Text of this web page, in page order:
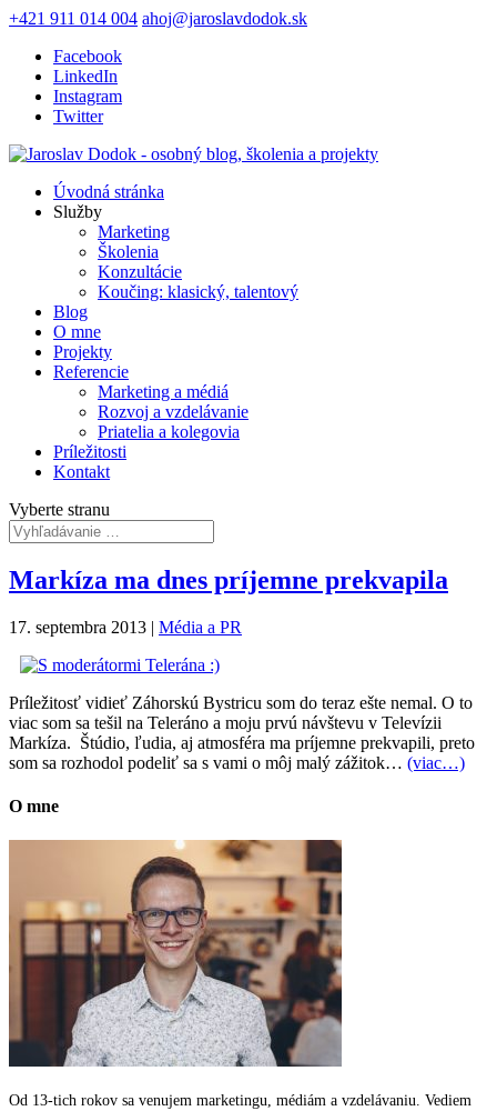
+421 911 014 004 ahoj@jaroslavdodok.sk
Facebook
LinkedIn
Instagram
Twitter
Úvodná stránka
Služby
Marketing
Školenia
Konzultácie
Koučing: klasický, talentový
Blog
O mne
Projekty
Referencie
Marketing a médiá
Rozvoj a vzdelávanie
Priatelia a kolegovia
Príležitosti
Kontakt
Vyberte stranu
Markíza ma dnes príjemne prekvapila
17. septembra 2013 | Média a PR
Príležitosť vidieť Záhorskú Bystricu som do teraz ešte nemal. O to
viac som sa tešil na Teleráno a moju prvú návštevu v Televízii
Markíza. Štúdio, ľudia, aj atmosféra ma príjemne prekvapili, preto
som sa rozhodol podeliť sa s vami o môj malý zážitok… (viac…)
O mne
Od 13-tich rokov sa venujem marketingu, médiám a vzdelávaniu. Vediem